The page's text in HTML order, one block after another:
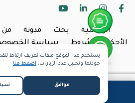
الرئيسية بحث مدونة من
الأحكام والشروط
سياسة
@2024 Inland.
يستخدم هذا الموقع ملفات تعريف ارتباط
جودتها وتحليل عدد الزيارات. اضغط هنا
موافق